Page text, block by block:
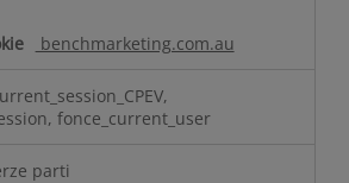
benchmarketing.com.au
fonce_current_user
parti